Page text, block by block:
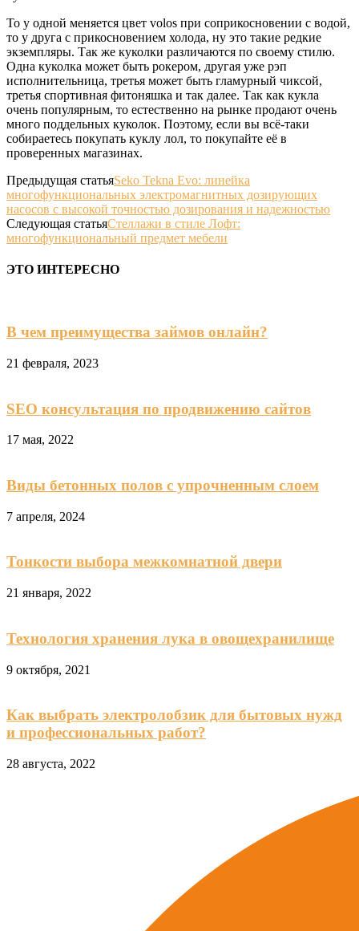
То у одной меняется цвет volos при соприкосновении с водой,
то у друга с прикосновением холода, ну это такие редкие
экземпляры. Так же куколки различаются по своему стилю.
Одна куколка может быть рокером, другая уже рэп
исполнительница, третья может быть гламурный чиксой,
третья спортивная фитоняшка и так далее. Так как кукла
очень популярным, то естественно на рынке продают очень
много поддельных куколок. Поэтому, если вы всё-таки
собираетесь покупать куклу лол, то покупайте её в
проверенных магазинах.
Предыдущая статьяSeko Tekna Evo: линейка
многофункциональных электромагнитных дозирующих
насосов с высокой точностью дозирования и надежностью
Следующая статьяСтеллажи в стиле Лофт:
многофункциональный предмет мебели
ЭТО ИНТЕРЕСНО
В чем преимущества займов онлайн?
21 февраля, 2023
SEO консультация по продвижению сайтов
17 мая, 2022
Виды бетонных полов с упрочненным слоем
7 апреля, 2024
Тонкости выбора межкомнатной двери
21 января, 2022
Технология хранения лука в овощехранилище
9 октября, 2021
Как выбрать электролобзик для бытовых нужд
и профессиональных работ?
28 августа, 2022